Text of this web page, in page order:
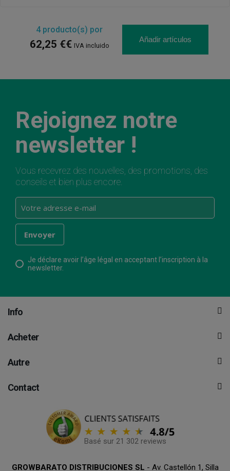
4producto(s) por
62,25 €€ IVA incluido
Añadir artículos
Rejoignez notre
newsletter !
Vous recevrez des nouvelles, des promotions, des
conseils et bien plus encore.
Je déclare avoir l’âge légal en acceptant l’inscription à la
newsletter.
Info
Acheter
Autre
Contact
Basé sur 21 302 reviews
GROWBARATO DISTRIBUCIONES SL - Av. Castellón 1, Silla